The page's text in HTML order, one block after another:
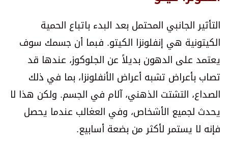
التأثير الجانبي المحتمل بعد البدء باتباع الحمية
الكيتونية هي إنفلونزا الكيتو. فبما أن جسمك سوف
يعتمد على الدهون بديلاً عن الجلوكوز، عندها قد
تصاب بأعراض تشبه أعراض الأنفلونزا، بما في ذلك
الصداع، التشتت الذهني، آلام في الجسم. ولكن هذا لا
يحدث لجميع الأشخاص، وفي العغالب عندما يحصل
فإنه لا يستمر لأكثر من بضعة أسابيع.